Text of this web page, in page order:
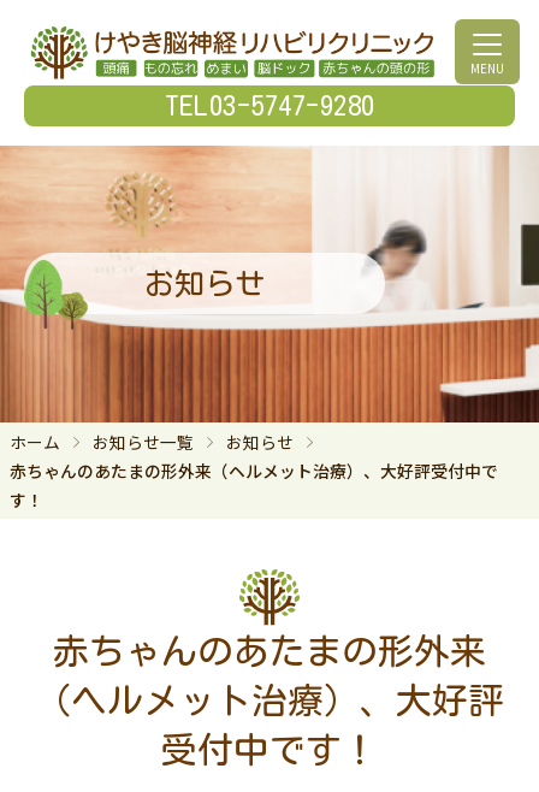
TEL03-5747-9280
MENU
お知らせ
ホーム お知らせ一覧
お知らせ
赤ちゃんのあたまの形外来（ヘルメット治療）、大好評受付中で
す！
赤ちゃんのあたまの形外来
（ヘルメット治療）、大好評
受付中です！